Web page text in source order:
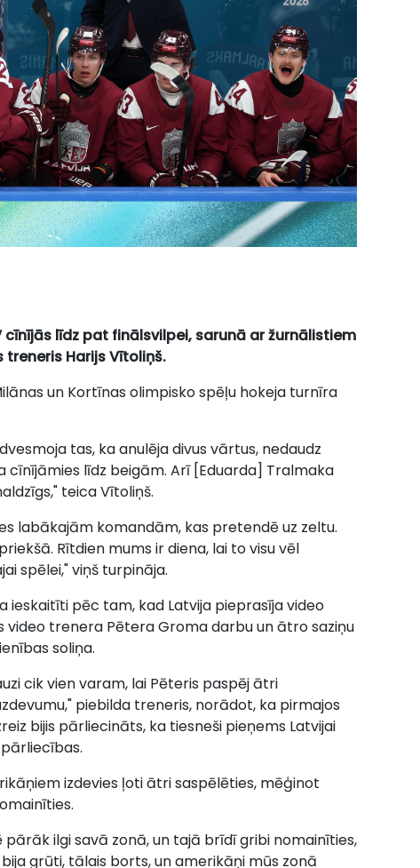
līdz pat finālsvilpei, sarunā ar žurnālistiem
Harijs Vītoliņš.
un Kortīnas olimpisko spēļu hokeja turnīra
tas, ka anulēja divus vārtus, nedaudz
cīnījāmies līdz beigām. Arī [Eduarda] Tralmaka
teica Vītoliņš.
labākajām komandām, kas pretendē uz zeltu.
Rītdien mums ir diena, lai to visu vēl
spēlei," viņš turpināja.
pēc tam, kad Latvija pieprasīja video
video trenera Pētera Groma darbu un ātro saziņu
soliņa.
cik vien varam, lai Pēteris paspēj ātri
piebilda treneris, norādot, ka pirmajos
bijis pārliecināts, ka tiesneši pieņems Latvijai
izdevies ļoti ātri saspēlēties, mēģinot
ilgi savā zonā, un tajā brīdī gribi nomainīties,
grūti, tālais borts, un amerikāņi mūs zonā